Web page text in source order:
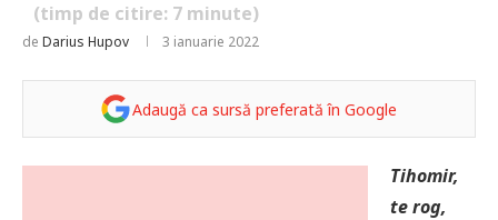
(timp de citire: 7 minute)
de Darius Hupov 3 ianuarie 2022
Adaugă ca sursă preferată în Google
Tihomir,
te rog,